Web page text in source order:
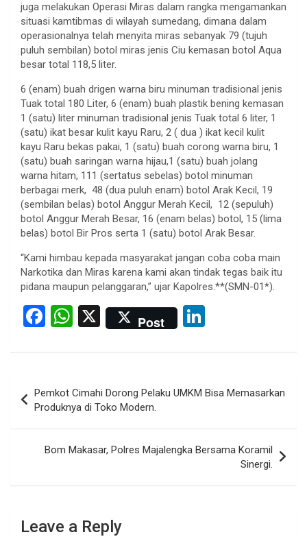
juga melakukan Operasi Miras dalam rangka mengamankan
situasi kamtibmas di wilayah sumedang, dimana dalam
operasionalnya telah menyita miras sebanyak 79 (tujuh
puluh sembilan) botol miras jenis Ciu kemasan botol Aqua
besar total 118,5 liter.
6 (enam) buah drigen warna biru minuman tradisional jenis
Tuak total 180 Liter, 6 (enam) buah plastik bening kemasan
1 (satu) liter minuman tradisional jenis Tuak total 6 liter, 1
(satu) ikat besar kulit kayu Raru, 2 ( dua ) ikat kecil kulit
kayu Raru bekas pakai, 1 (satu) buah corong warna biru, 1
(satu) buah saringan warna hijau,1 (satu) buah jolang
warna hitam, 111 (sertatus sebelas) botol minuman
berbagai merk, 48 (dua puluh enam) botol Arak Kecil, 19
(sembilan belas) botol Anggur Merah Kecil, 12 (sepuluh)
botol Anggur Merah Besar, 16 (enam belas) botol, 15 (lima
belas) botol Bir Pros serta 1 (satu) botol Arak Besar.
“Kami himbau kepada masyarakat jangan coba coba main
Narkotika dan Miras karena kami akan tindak tegas baik itu
pidana maupun pelanggaran,” ujar Kapolres.**(SMN-01*).
F
ce
b
o
o
k
W
at
s
A
p
p
X Post
ke
dI
n
navigation
Pemkot Cimahi Dorong Pelaku UMKM Bisa Memasarkan
Produknya di Toko Modern.
Bom Makasar, Polres Majalengka Bersama Koramil
Sinergi.
Leave a Reply